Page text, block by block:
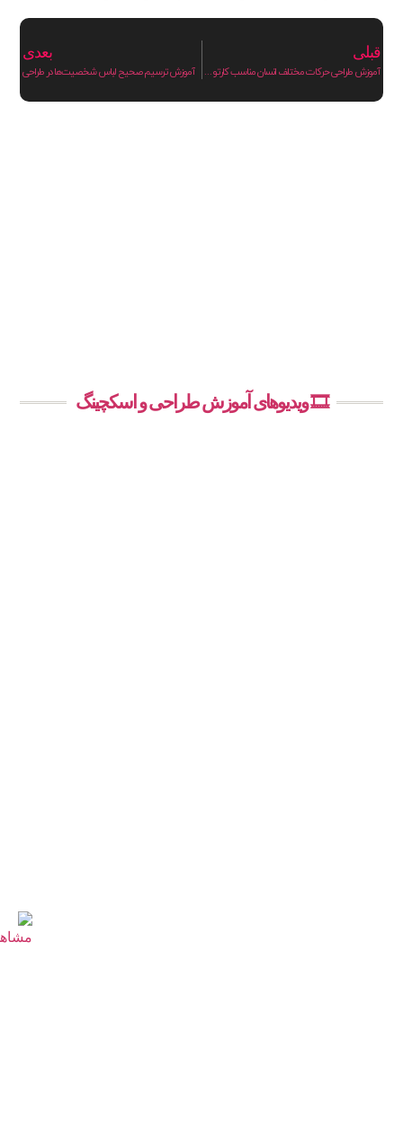
قبلی
آموزش طراحی حرکات مختلف انسان مناسب کارتون با کمک آدمک فیگور
بعدی
آموزش ترسیم صحیح لباس شخصیت‌ها در طراحی
🎞️ ویدیوهای آموزش طراحی و اسکچینگ